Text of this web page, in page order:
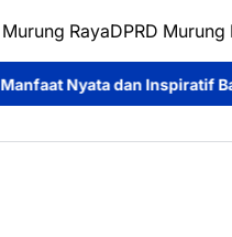
RayaDPRD Murung
Bagi Siswa di Sekolah